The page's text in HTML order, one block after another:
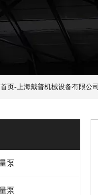
首页-上海戴普机械设备有限公司
泵
泵